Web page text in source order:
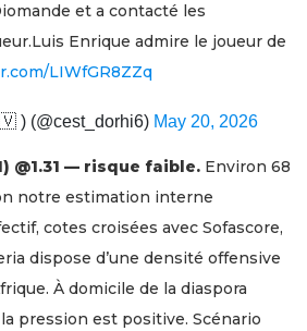
et a contacté les
Enrique admire le joueur de
LIWfGR8ZZq
(@cest_dorhi6) May 20, 2026
@1.31 — risque faible. Environ 68
notre estimation interne
cotes croisées avec Sofascore,
dispose d’une densité offensive
À domicile de la diaspora
pression est positive. Scénario